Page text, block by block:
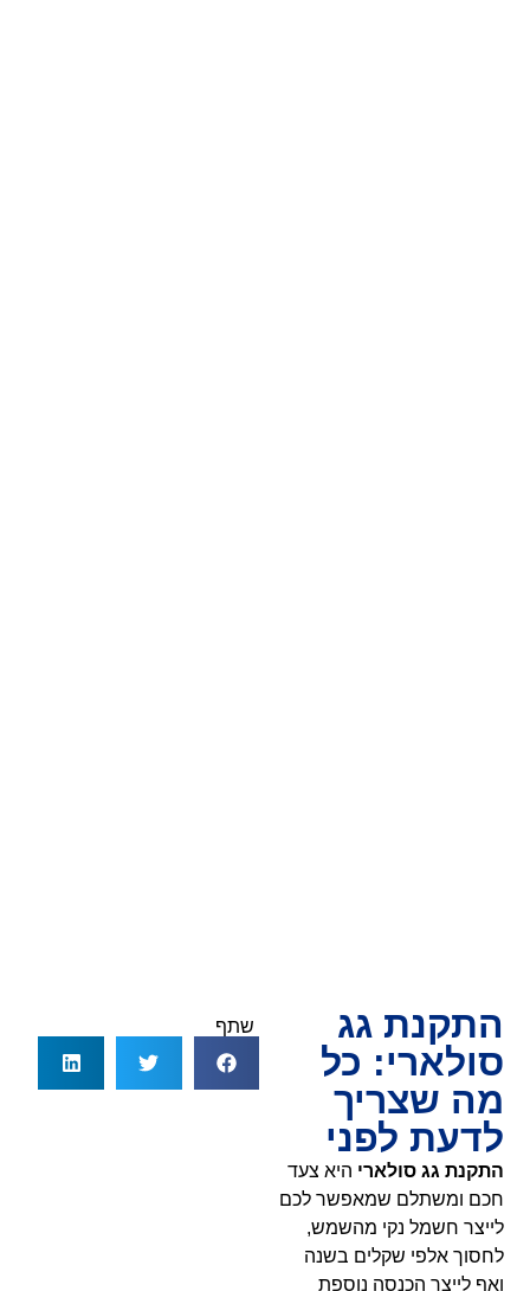
התקנת גג
סולארי: כל
מה שצריך
לדעת לפני
התקנת גג סולארי היא צעד
חכם ומשתלם שמאפשר לכם
לייצר חשמל נקי מהשמש,
לחסוך אלפי שקלים בשנה
ואף לייצר הכנסה נוספת
שתף